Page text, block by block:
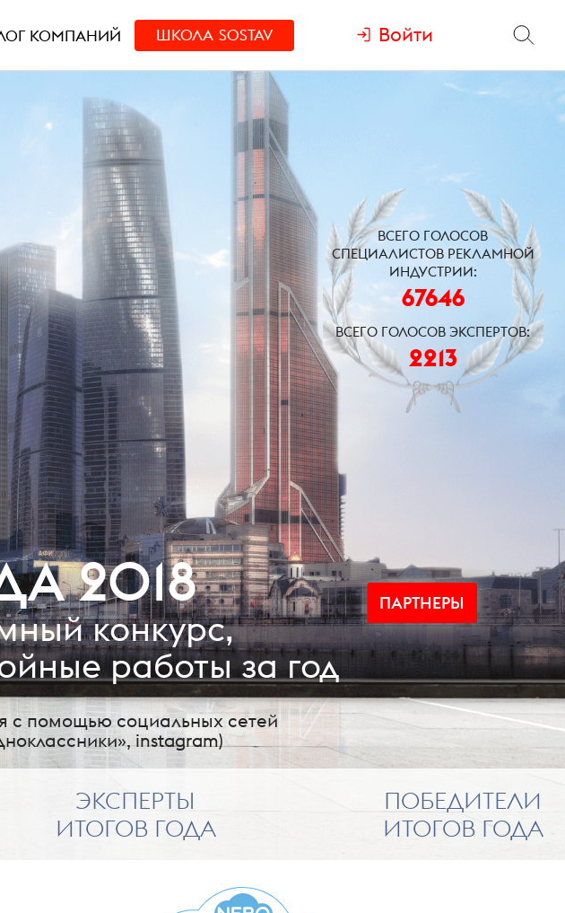
КОМПАНИЙ ШКОЛА SOSTAV Войти
ВСЕГО ГОЛОСОВ
СПЕЦИАЛИСТОВ РЕКЛАМНОЙ
ИНДУСТРИИ:
67646
ВСЕГО ГОЛОСОВ ЭКСПЕРТОВ:
2213
ПАРТНЕРЫ
2018
конкурс,
работы за год
с помощью социальных сетей
instagram)
ЭКСПЕРТЫ
ИТОГОВ ГОДА
ПОБЕДИТЕЛИ
ИТОГОВ ГОДА